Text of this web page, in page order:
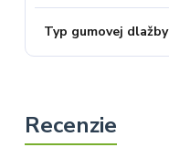
Typ gumovej dlažby